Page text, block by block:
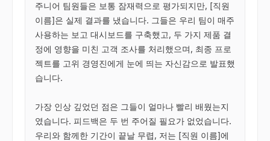
주니어 팀원들은 보통 잠재력으로 평가되지만, [직원
이름]은 실제 결과를 냈습니다. 그들은 우리 팀이 매주
사용하는 보고 대시보드를 구축했고, 두 가지 제품 결
정에 영향을 미친 고객 조사를 처리했으며, 최종 프로
젝트를 고위 경영진에게 눈에 띄는 자신감으로 발표했
습니다.
가장 인상 깊었던 점은 그들이 얼마나 빨리 배웠는지
였습니다. 피드백은 두 번 주어질 필요가 없었습니다.
우리와 함께한 기간이 끝날 무렵, 저는 [직원 이름]에